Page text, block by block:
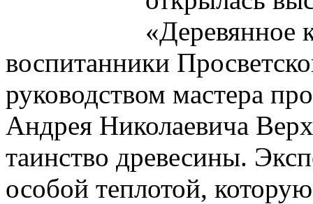
«Деревянное
воспитанники
руководством мастера
Андрея Николаевича
таинство древесины.
особой теплотой,